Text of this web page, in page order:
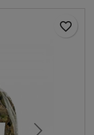
favorite_border